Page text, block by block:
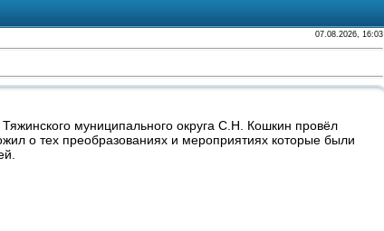
07.08.2026, 16:03
муниципального округа С.Н. Кошкин провёл
о тех преобразованиях и мероприятиях которые были